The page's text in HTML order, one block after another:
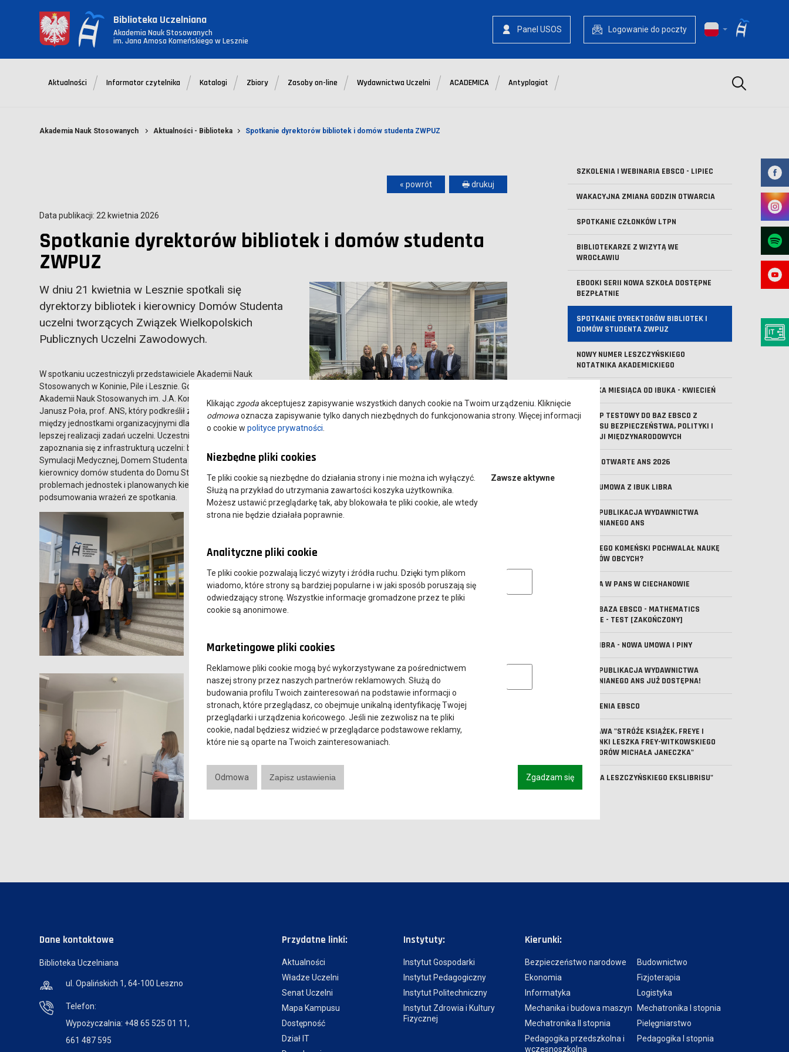
Biblioteka Uczelniana
Akademia Nauk Stosowanych
im. Jana Amosa Komeńskiego w Lesznie
Panel USOS Logowanie do poczty
Aktualności Informator czytelnika Katalogi Zbiory Zasoby on-line Wydawnictwa Uczelni ACADEMICA Antyplagiat Szukaj
Akademia Nauk Stosowanych Aktualności - Biblioteka Spotkanie dyrektorów bibliotek i domów studenta ZWPUZ
SZKOLENIA I WEBINARIA EBSCO - LIPIEC
WAKACYJNA ZMIANA GODZIN OTWARCIA
SPOTKANIE CZŁONKÓW LTPN
BIBLIOTEKARZE Z WIZYTĄ WE
WROCŁAWIU
EBOOKI SERII NOWA SZKOŁA DOSTĘPNE
BEZPŁATNIE
SPOTKANIE DYREKTORÓW BIBLIOTEK I
DOMÓW STUDENTA ZWPUZ
NOWY NUMER LESZCZYŃSKIEGO
NOTATNIKA AKADEMICKIEGO
KSIĄŻKA MIESIĄCA OD IBUKA - KWIECIEŃ
DOSTĘP TESTOWY DO BAZ EBSCO Z
ZAKRESU BEZPIECZEŃSTWA, POLITYKI I
RELACJI MIĘDZYNARODOWYCH
DRZWI OTWARTE ANS 2026
NOWA UMOWA Z IBUK LIBRA
NOWA PUBLIKACJA WYDAWNICTWA
UCZELNIANEGO ANS
DLACZEGO KOMEŃSKI POCHWALAŁ NAUKĘ
JĘZYKÓW OBCYCH?
WIZYTA W PANS W CIECHANOWIE
NOWA BAZA EBSCO - MATHEMATICS
SOURCE - TEST [ZAKOŃCZONY]
IBUK LIBRA - NOWA UMOWA I PINY
NOWA PUBLIKACJA WYDAWNICTWA
UCZELNIANEGO ANS JUŻ DOSTĘPNA!
SZKOLENIA EBSCO
WYSTAWA "STRÓŻE KSIĄŻEK, FREYE I
KLEJONKI LESZKA FREY-WITKOWSKIEGO
ZE ZBIORÓW MICHAŁA JANECZKA"
"KSIĘGA LESZCZYŃSKIEGO EKSLIBRISU"
« powrót 🖶 drukuj
Data publikacji: 22 kwietnia 2026
Spotkanie dyrektorów bibliotek i domów studenta
ZWPUZ
W dniu 21 kwietnia w Lesznie spotkali się
dyrektorzy bibliotek i kierownicy Domów Studenta
uczelni tworzących Związek Wielkopolskich
Publicznych Uczelni Zawodowych.
W spotkaniu uczestniczyli przedstawiciele Akademii Nauk
Stosowanych w Koninie, Pile i Lesznie. Gości powitał JM Rektor
Akademii Nauk Stosowanych im. J.A. Komeńskiego w Lesznie dr
Janusz Poła, prof. ANS, który podkreślił znaczenie współpracy
między jednostkami organizacyjnymi dla wymiany doświadczeń i
lepszej realizacji zadań uczelni. Uczestnicy mieli możliwość
zapoznania się z infrastrukturą uczelni: biblioteką, nowymi laboratoriami politechnicznymi, Monoprofilowym Centrum
Symulacji Medycznej, Domem Studenta i aulą ANS. Następnie dyrektorzy bibliotek udali się do Biblioteki Uczelnianej, a
kierownicy domów studenta do Domu Studenckiego „Komenik”, aby w gronie specjalistów podyskutować o bieżących
problemach jednostek i planowanych kierunkach rozwoju. Spotkanie zakończył wspólny obiad, który był okazją do wspólnego
podsumowania wrażeń ze spotkania.
Dane kontaktowe
Biblioteka Uczelniana
ul. Opalińskich 1, 64-100 Leszno
Telefon:
Wypożyczalnia: +48 65 525 01 11,
661 487 595
Przydatne linki:
Aktualności
Władze Uczelni
Senat Uczelni
Mapa Kampusu
Dostępność
Dział IT
Instytuty:
Instytut Gospodarki
Instytut Pedagogiczny
Instytut Politechniczny
Instytut Zdrowia i Kultury
Fizycznej
Kierunki:
Bezpieczeństwo narodowe
Budownictwo
Ekonomia
Fizjoterapia
Informatyka
Logistyka
Mechanika i budowa maszyn
Mechatronika I stopnia
Mechatronika II stopnia
Pielęgniarstwo
Pedagogika przedszkolna i
wczesnoszkolna
Pedagogika I stopnia
Klikając zgodaakceptujesz zapisywanie wszystkich danych cookie na Twoim urządzeniu. Kliknięcie
odmowaoznacza zapisywanie tylko danych niezbędnych do funkcjonowania strony. Więcej informacji
o cookie w polityce prywatności
Niezbędne pliki cookies
Te pliki cookie są niezbędne do działania strony i nie można ich wyłączyć.
Służą na przykład do utrzymania zawartości koszyka użytkownika.
Możesz ustawić przeglądarkę tak, aby blokowała te pliki cookie, ale wtedy
strona nie będzie działała poprawnie.
Zawsze aktywne
Analityczne pliki cookie
Te pliki cookie pozwalają liczyć wizyty i źródła ruchu. Dzięki tym plikom
wiadomo, które strony są bardziej popularne i w jaki sposób poruszają się
odwiedzający stronę. Wszystkie informacje gromadzone przez te pliki
cookie są anonimowe.
Analityczne pliki cookie
Marketingowe pliki cookies
Reklamowe pliki cookie mogą być wykorzystywane za pośrednictwem
naszej strony przez naszych partnerów reklamowych. Służą do
budowania profilu Twoich zainteresowań na podstawie informacji o
stronach, które przeglądasz, co obejmuje unikalną identyfikację Twojej
przeglądarki i urządzenia końcowego. Jeśli nie zezwolisz na te pliki
cookie, nadal będziesz widzieć w przeglądarce podstawowe reklamy,
które nie są oparte na Twoich zainteresowaniach.
Marketingowe pliki cookies
Odmowa Zapisz ustawienia Zgadzam się